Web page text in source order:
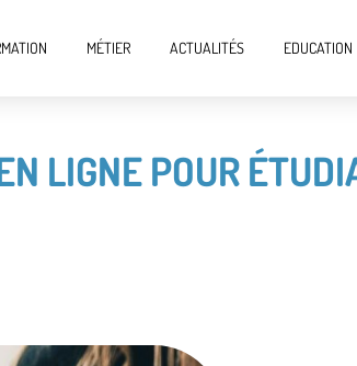
MÉTIER ACTUALITÉS EDUCATION
LIGNE POUR